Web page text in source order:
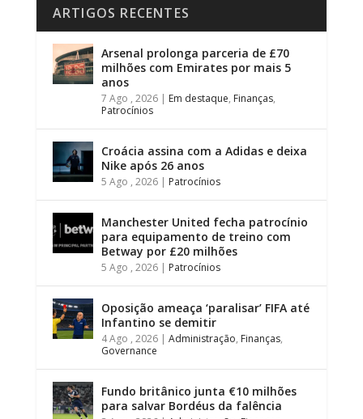
ARTIGOS RECENTES
Arsenal prolonga parceria de £70
milhões com Emirates por mais 5
anos
7 Ago , 2026| Em destaque, Finanças,
Patrocínios
Croácia assina com a Adidas e deixa
Nike após 26 anos
5 Ago , 2026| Patrocínios
Manchester United fecha patrocínio
para equipamento de treino com
Betway por £20 milhões
5 Ago , 2026| Patrocínios
Oposição ameaça ‘paralisar’ FIFA até
Infantino se demitir
4 Ago , 2026| Administração, Finanças,
Governance
Fundo britânico junta €10 milhões
para salvar Bordéus da falência